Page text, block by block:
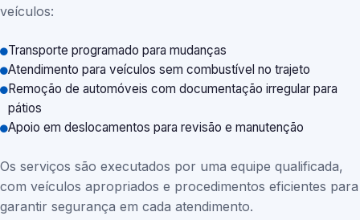
veículos:
Transporte programado para mudanças
Atendimento para veículos sem combustível no trajeto
Remoção de automóveis com documentação irregular para
pátios
Apoio em deslocamentos para revisão e manutenção
Os serviços são executados por uma equipe qualificada,
com veículos apropriados e procedimentos eficientes para
garantir segurança em cada atendimento.